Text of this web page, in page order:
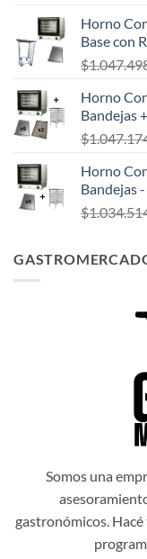
Horno
Base con
$
Horno
Bandejas
$
Horno
Bandejas
$
Somos una
gastronómicos.